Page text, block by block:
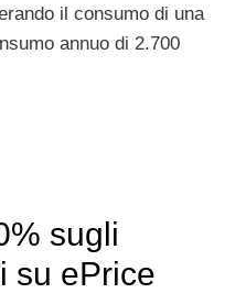
il consumo di una
annuo di 2.700
sugli
su ePrice